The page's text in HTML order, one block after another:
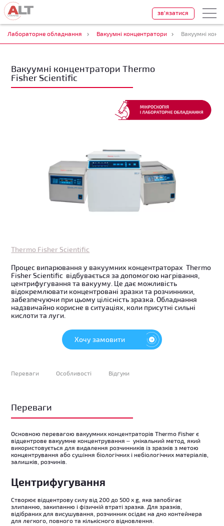
зв'язатися
Лабораторне обладнання Вакуумні концентратори Вакуумні
Вакуумні концентратори Thermo
Fisher Scientific
Thermo Fisher Scientific
Процес випарювання у вакуумних концентраторах Thermo
Fisher Scientific відбувається за допомогою нагрівання,
центрифугування та вакууму. Це дає можливість
відокремлювати концентровані зразки та розчинники,
забезпечуючи при цьому цілісність зразка. Обладнання
надзвичайно корисне в ситуаціях, коли присутні сильні
кислоти та луги.
Хочу замовити
Переваги Особливості Відгуки
Переваги
Основною перевагою вакуумних концентраторів Thermo Fisher є
відцентрове вакуумне концентрування – унікальний метод, який
використовується для видалення розчинників із зразків з метою
концентрування або сушіння біологічних і небіологічних матеріалів,
залишків, розчинів.
Центрифугування
Створює відцентрову силу від 200 до 500 x g, яка запобігає
злипанню, закипанню і фізичній втраті зразка. Для зразків,
відібраних для висушування, розчинник осідає на дно контейнера
для легкого, повного та кількісного відновлення.